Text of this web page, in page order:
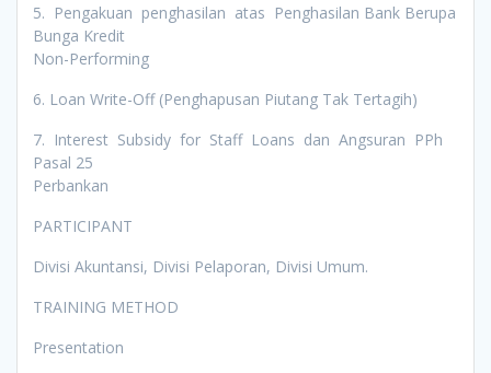
5. Pengakuan penghasilan atas Penghasilan Bank Berupa
Bunga Kredit
Non-Performing
6. Loan Write-Off (Penghapusan Piutang Tak Tertagih)
7. Interest Subsidy for Staff Loans dan Angsuran PPh
Pasal 25
Perbankan
PARTICIPANT
Divisi Akuntansi, Divisi Pelaporan, Divisi Umum.
TRAINING METHOD
Presentation